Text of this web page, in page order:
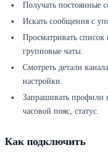
Получать постоянные
Искать сообщения с
Просматривать
групповые чаты.
Смотреть детали
настройки.
Запрашивать профили
часовой пояс, статус.
Как подключить